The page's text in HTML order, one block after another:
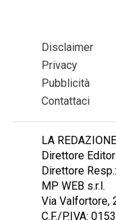
Disclaimer
Privacy
Pubblicità
Contattaci
LA REDAZIONE
Direttore
Direttore
MP WEB s.r.l.
Via Valfortore,
C.F./P.IVA: